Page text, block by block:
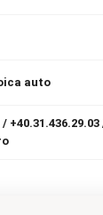
auto
/ +40.31.436.29.03